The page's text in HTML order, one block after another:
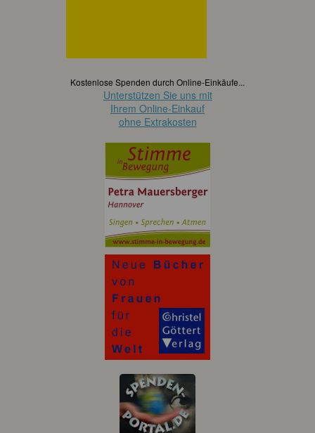
Kostenlose Spenden durch Online-Einkäufe...
Unterstützen Sie uns mit
Ihrem Online-Einkauf
ohne Extrakosten